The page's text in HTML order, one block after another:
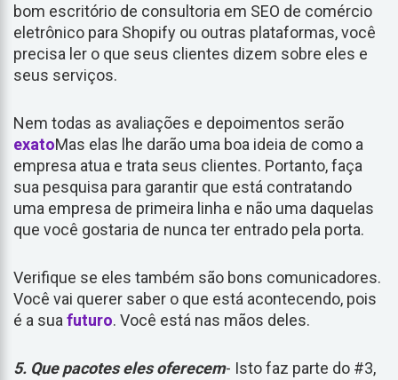
bom escritório de consultoria em SEO de comércio
eletrônico para Shopify ou outras plataformas, você
precisa ler o que seus clientes dizem sobre eles e
seus serviços.
Nem todas as avaliações e depoimentos serão
exatoMas elas lhe darão uma boa ideia de como a
empresa atua e trata seus clientes. Portanto, faça
sua pesquisa para garantir que está contratando
uma empresa de primeira linha e não uma daquelas
que você gostaria de nunca ter entrado pela porta.
Verifique se eles também são bons comunicadores.
Você vai querer saber o que está acontecendo, pois
é a sua futuro. Você está nas mãos deles.
5. Que pacotes eles oferecem- Isto faz parte do #3,